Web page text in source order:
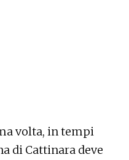
volta, in tempi
di Cattinara deve